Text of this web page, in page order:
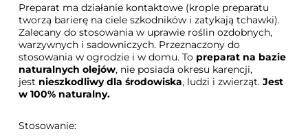
Preparat ma działanie kontaktowe (krople preparatu
tworzą barierę na ciele szkodników i zatykają tchawki).
Zalecany do stosowania w uprawie roślin ozdobnych,
warzywnych i sadowniczych. Przeznaczony do
stosowania w ogrodzie i w domu. To preparat na bazie
naturalnych olejów, nie posiada okresu karencji,
jest nieszkodliwy dla środowiska, ludzi i zwierząt.Jest
w 100% naturalny.
Stosowanie: